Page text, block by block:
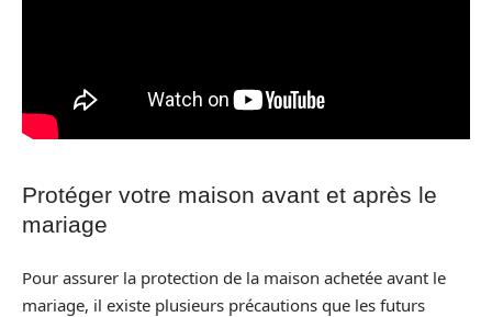
Protéger votre maison avant et après le
mariage
Pour assurer la protection de la maison achetée avant le
mariage, il existe plusieurs précautions que les futurs